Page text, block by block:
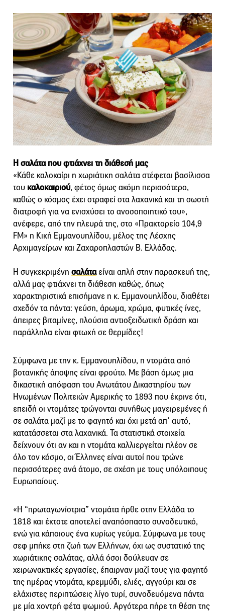
Η σαλάτα που φτιάχνει τη διάθεσή μας
«Κάθε καλοκαίρι η χωριάτικη σαλάτα στέφεται βασίλισσα
του καλοκαιριού, φέτος όμως ακόμη περισσότερο,
καθώς ο κόσμος έχει στραφεί στα λαχανικά και τη σωστή
διατροφή για να ενισχύσει το ανοσοποιητικό του»,
ανέφερε, από την πλευρά της, στο «Πρακτορείο 104,9
FM» η Κική Εμμανουηλίδου, μέλος της Λέσχης
Αρχιμαγείρων και Ζαχαροπλαστών Β. Ελλάδας.
Η συγκεκριμένη σαλάταείναι απλή στην παρασκευή της,
αλλά μας φτιάχνει τη διάθεση καθώς, όπως
χαρακτηριστικά επισήμανε η κ. Εμμανουηλίδου, διαθέτει
σχεδόν τα πάντα: γεύση, άρωμα, χρώμα, φυτικές ίνες,
άπειρες βιταμίνες, πλούσια αντιοξειδωτική δράση και
παράλληλα είναι φτωχή σε θερμίδες!
Σύμφωνα με την κ. Εμμανουηλίδου, η ντομάτα από
βοτανικής άποψης είναι φρούτο. Με βάση όμως μια
δικαστική απόφαση του Ανωτάτου Δικαστηρίου των
Ηνωμένων Πολιτειών Αμερικής το 1893 που έκρινε ότι,
επειδή οι ντομάτες τρώγονται συνήθως μαγειρεμένες ή
σε σαλάτα μαζί με το φαγητό και όχι μετά απ’ αυτό,
κατατάσσεται στα λαχανικά. Τα στατιστικά στοιχεία
δείχνουν ότι αν και η ντομάτα καλλιεργείται πλέον σε
όλο τον κόσμο, οι Έλληνες είναι αυτοί που τρώνε
περισσότερες ανά άτομο, σε σχέση με τους υπόλοιπους
Ευρωπαίους.
«Η “πρωταγωνίστρια” ντομάτα ήρθε στην Ελλάδα το
1818 και έκτοτε αποτελεί αναπόσπαστο συνοδευτικό,
ενώ για κάποιους ένα κυρίως γεύμα. Σύμφωνα με τους
σεφ μπήκε στη ζωή των Ελλήνων, όχι ως συστατικό της
χωριάτικης σαλάτας, αλλά όσοι δούλευαν σε
χειρωνακτικές εργασίες, έπαιρναν μαζί τους για φαγητό
της ημέρας ντομάτα, κρεμμύδι, ελιές, αγγούρι και σε
ελάχιστες περιπτώσεις λίγο τυρί, συνοδευόμενα πάντα
με μία χοντρή φέτα ψωμιού. Αργότερα πήρε τη θέση της